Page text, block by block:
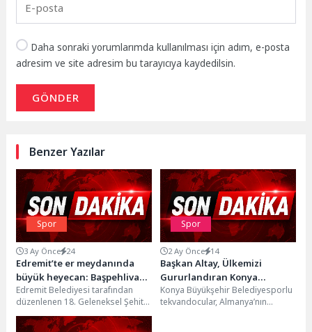
Daha sonraki yorumlarımda kullanılması için adım, e-posta
adresim ve site adresim bu tarayıcıya kaydedilsin.
GÖNDER
Benzer Yazılar
Spor
3 Ay Önce 24
Edremit’te er meydanında
büyük heyecan: Başpehlivan
Erkan Taş oldu
Edremit Belediyesi tarafından
düzenlenen 18. Geleneksel Şehit
Hamdibey Yağlı Pehlivan
Güreşleri, büyük bir coşku ve...
Spor
2 Ay Önce 14
Başkan Altay, Ülkemizi
Gururlandıran Konya
Büyükşehir Belediyesporlu
Tekvandocuları Tebrik Etti
Konya Büyükşehir Belediyesporlu
tekvandocular, Almanya’nın